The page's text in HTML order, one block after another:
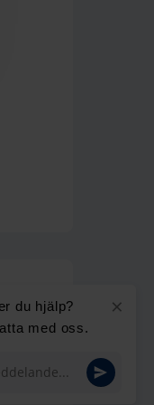
×
du hjälp?
med oss.